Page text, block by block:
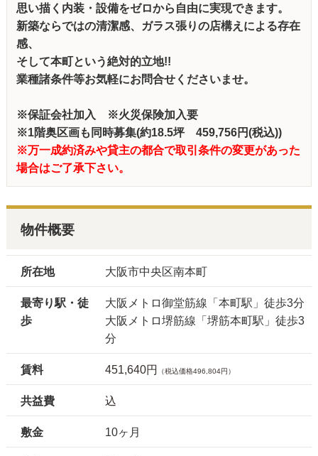
思い描く内装・設備をゼロから自由に実現できます。
新築ならではの清潔感、ガラス張りの店構えによる存在
感、
そして本町という絶対的立地!!
業種諸条件等お気軽にお問合せくださいませ。
※保証会社加入 ※火災保険加入要
※1階奥区画も同時募集(約18.5坪 459,756円(税込))
※万一成約済みや貸主の都合で取引条件の変更があった
場合はご了承下さい。
物件概要
所在地 大阪市中央区南本町
最寄り駅・徒
歩
大阪メトロ御堂筋線「本町駅」徒歩3分
大阪メトロ堺筋線「堺筋本町駅」徒歩3
分
賃料 451,640円 （税込価格496,804円）
共益費 込
敷金 10ヶ月